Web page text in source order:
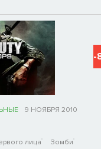
9 НОЯБРЯ 2010
лица
Зомби
-